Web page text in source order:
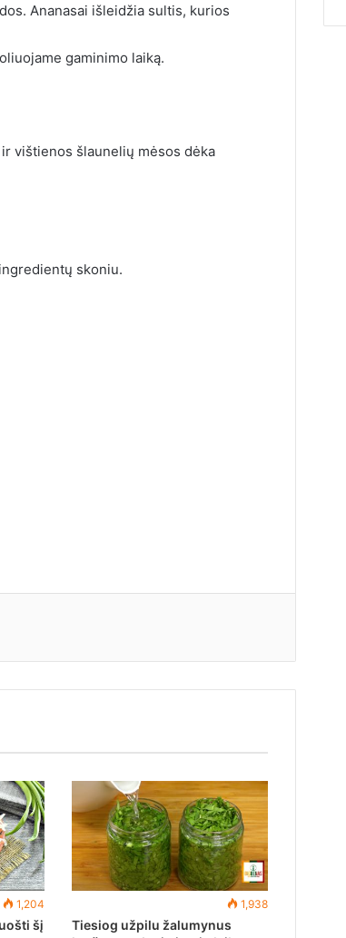
Ananasai išleidžia sultis, kurios
gaminimo laiką.
vištienos šlaunelių mėsos dėka
skoniu.
1,204
šį
1,938
Tiesiog užpilu žalumynus